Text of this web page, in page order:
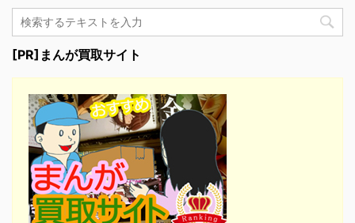
[PR]まんが買取サイト